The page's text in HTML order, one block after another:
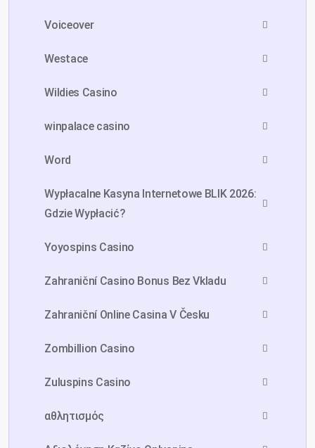
Voiceover
Westace
Wildies Casino
winpalace casino
Word
Wypłacalne Kasyna Internetowe BLIK 2026:
Gdzie Wypłacić?
Yoyospins Casino
Zahraniční Casino Bonus Bez Vkladu
Zahraniční Online Casina V Česku
Zombillion Casino
Zuluspins Casino
αθλητισμός
Sign Up For 7days
Free Trial AI